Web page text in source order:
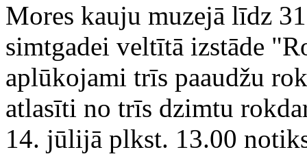
Mores kauju muzejā līdz
simtgadei veltītā izstāde
aplūkojami trīs paaudžu
atlasīti no trīs dzimtu
14. jūlijā plkst. 13.00